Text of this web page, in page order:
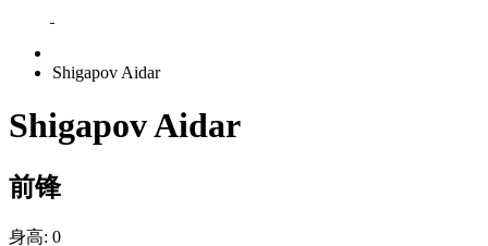
Shigapov Aidar
Shigapov Aidar
前锋
身高: 0